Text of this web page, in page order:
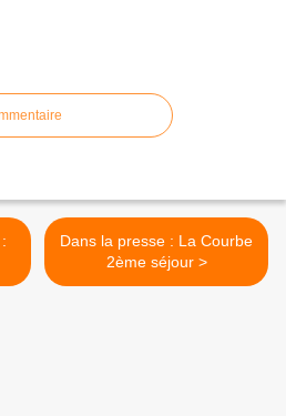
Dans la presse : La Courbe
2ème séjour >